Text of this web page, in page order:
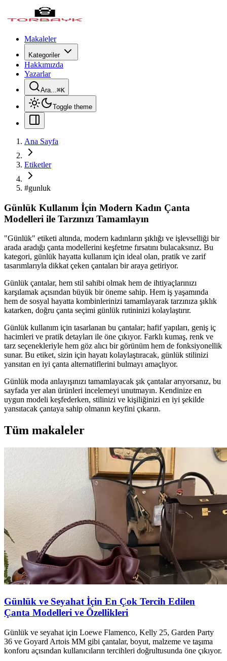
Makaleler
Kategoriler
Hakkımızda
Yazarlar
Ara...⌘K
Toggle theme
Ana Sayfa
Etiketler
#gunluk
Günlük Kullanım İçin Modern Kadın Çanta
Modelleri ile Tarzınızı Tamamlayın
"Günlük" etiketi altında, modern kadınların şıklığı ve işlevselliği bir
arada aradığı çanta modellerini keşfetme fırsatını bulacaksınız. Bu
kategori, günlük hayatta kullanım için ideal olan, pratik ve zarif
tasarımlarıyla dikkat çeken çantaları bir araya getiriyor.
Günlük çantalar, hem stil sahibi olmak hem de ihtiyaçlarınızı
karşılamak açısından büyük bir öneme sahip. Hem iş yaşamında
hem de sosyal hayatta kombinlerinizi tamamlayarak tarzınıza şıklık
katarken, doğru çanta seçimi günlük rutininizi kolaylaştırır.
Günlük kullanım için tasarlanan bu çantalar; hafif yapıları, geniş iç
hacimleri ve pratik detayları ile öne çıkıyor. Farklı kumaş, renk ve
tarz seçenekleriyle hem göz alıcı bir görünüm hem de fonksiyonellik
sunar. Bu etiket, sizin için hayatı kolaylaştıracak, günlük stilinizi
yansıtan en iyi çanta alternatiflerini bulmayı amaçlıyor.
Günlük moda anlayışınızı tamamlayacak şık çantalar arıyorsanız, bu
sayfada yer alan ürünleri incelemeyi unutmayın. Kendinize en
uygun modeli keşfederken, stilinizi ve kişiliğinizi en iyi şekilde
yansıtacak çantaya sahip olmanın keyfini çıkarın.
Tüm makaleler
Günlük ve Seyahat İçin En Çok Tercih Edilen
Çanta Modelleri ve Özellikleri
Günlük ve seyahat için Loewe Flamenco, Kelly 25, Garden Party
36 ve Goyard Artois MM gibi çantalar, boyut, malzeme ve taşıma
konforu açısından kullanıcıların tercihleri doğrultusunda öne çıkıyor.